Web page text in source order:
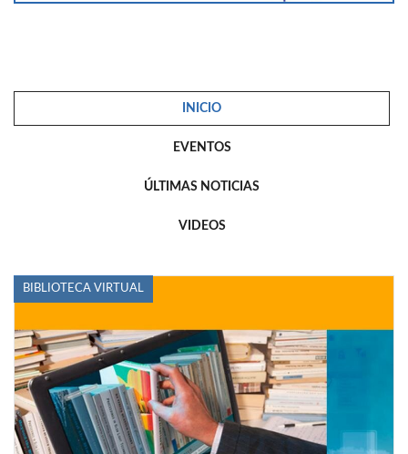
INICIO
EVENTOS
ÚLTIMAS NOTICIAS
VIDEOS
BIBLIOTECA VIRTUAL